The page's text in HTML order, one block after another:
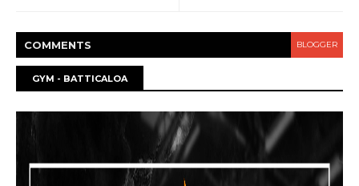
COMMENTS BLOGGER
GYM - BATTICALOA